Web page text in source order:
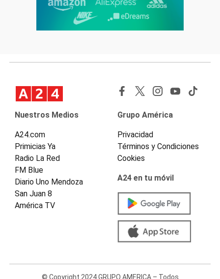
Nuestros Medios
A24.com
Primicias Ya
Radio La Red
FM Blue
Diario Uno Mendoza
San Juan 8
América TV
Grupo América
Privacidad
Términos y Condiciones
Cookies
A24 en tu móvil
© Copyright 2024 GRUPO AMERICA – Todos